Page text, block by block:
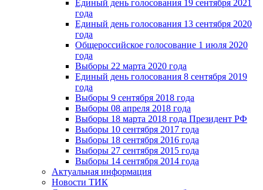
Единый день голосования 19 сентября 2021
года
Единый день голосования 13 сентября 2020
года
Общероссийское голосование 1 июля 2020
года
Выборы 22 марта 2020 года
Единый день голосования 8 сентября 2019
года
Выборы 9 сентября 2018 года
Выборы 08 апреля 2018 года
Выборы 18 марта 2018 года Президент РФ
Выборы 10 сентября 2017 года
Выборы 18 сентября 2016 года
Выборы 27 сентября 2015 года
Выборы 14 сентября 2014 года
Актуальная информация
Новости ТИК